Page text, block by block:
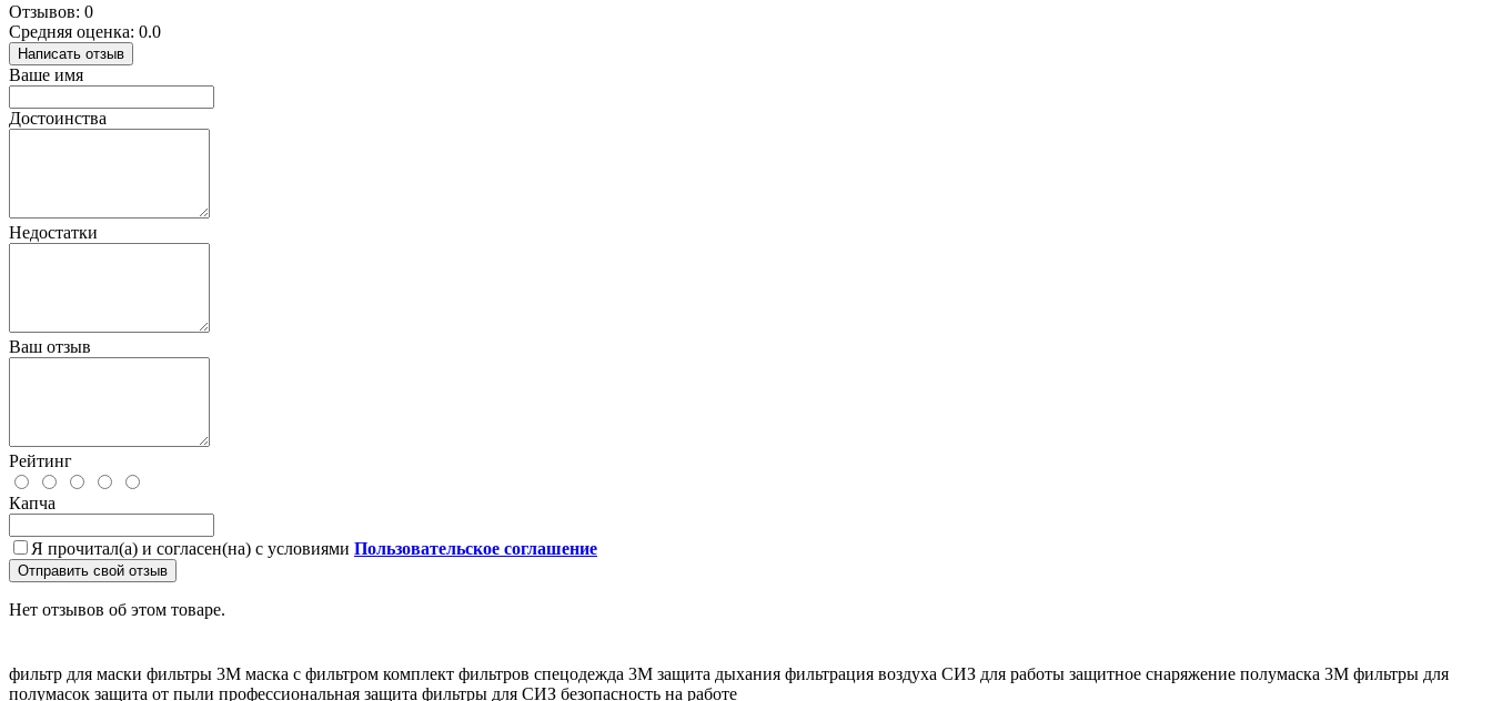
Отзывов: 0
Средняя оценка: 0.0
Написать отзыв
Ваше имя
Достоинства
Недостатки
Ваш отзыв
Рейтинг
Капча
Я прочитал(а) и согласен(на) с условиями Пользовательское соглашение
Отправить свой отзыв
Нет отзывов об этом товаре.
фильтр для маски фильтры 3M маска с фильтром комплект фильтров спецодежда 3M защита дыхания фильтрация воздуха СИЗ для работы защитное снаряжение полумаска 3M фильтры для
полумасок защита от пыли профессиональная защита фильтры для СИЗ безопасность на работе